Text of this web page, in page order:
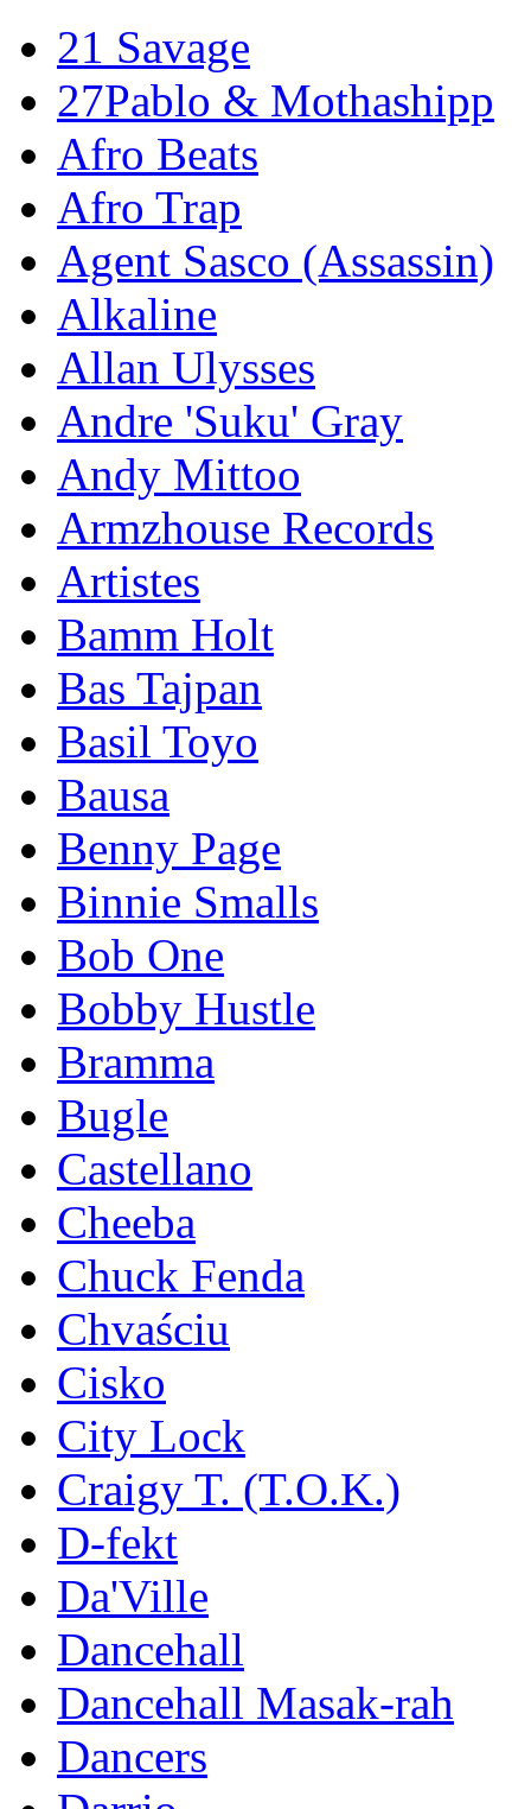
21 Savage
27Pablo & Mothashipp
Afro Beats
Afro Trap
Agent Sasco (Assassin)
Alkaline
Allan Ulysses
Andre 'Suku' Gray
Andy Mittoo
Armzhouse Records
Artistes
Bamm Holt
Bas Tajpan
Basil Toyo
Bausa
Benny Page
Binnie Smalls
Bob One
Bobby Hustle
Bramma
Bugle
Castellano
Cheeba
Chuck Fenda
Chvaściu
Cisko
City Lock
Craigy T. (T.O.K.)
D-fekt
Da'Ville
Dancehall
Dancehall Masak-rah
Dancers